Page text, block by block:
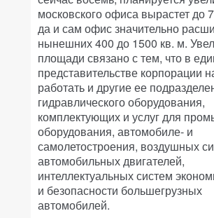
московского офиса вырастет до
да и сам офис значительно
нынешних 400 до 1500 кв. м.
площади связано с тем, что в
представительстве корпорации
работать и другие ее
гидравлического оборудования,
комплектующих и услуг для
оборудования, автомобиле- и
самолетостроения, воздушных
автомобильных двигателей,
интеллектуальных систем
и безопасности большегрузных
автомобилей.